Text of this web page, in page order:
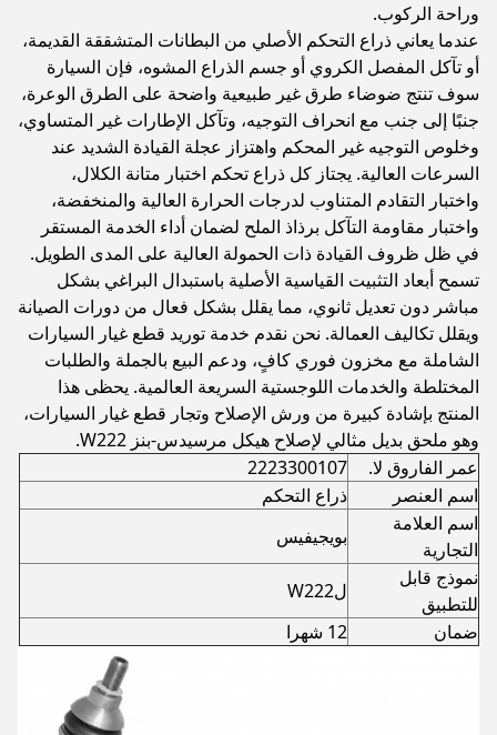
وراحة الركوب.
عندما يعاني ذراع التحكم الأصلي من البطانات المتشققة القديمة،
أو تآكل المفصل الكروي أو جسم الذراع المشوه، فإن السيارة
سوف تنتج ضوضاء طرق غير طبيعية واضحة على الطرق الوعرة،
جنبًا إلى جنب مع انحراف التوجيه، وتآكل الإطارات غير المتساوي،
وخلوص التوجيه غير المحكم واهتزاز عجلة القيادة الشديد عند
السرعات العالية. يجتاز كل ذراع تحكم اختبار متانة الكلال،
واختبار التقادم المتناوب لدرجات الحرارة العالية والمنخفضة،
واختبار مقاومة التآكل برذاذ الملح لضمان أداء الخدمة المستقر
في ظل ظروف القيادة ذات الحمولة العالية على المدى الطويل.
تسمح أبعاد التثبيت القياسية الأصلية باستبدال البراغي بشكل
مباشر دون تعديل ثانوي، مما يقلل بشكل فعال من دورات الصيانة
ويقلل تكاليف العمالة. نحن نقدم خدمة توريد قطع غيار السيارات
الشاملة مع مخزون فوري كافٍ، ودعم البيع بالجملة والطلبات
المختلطة والخدمات اللوجستية السريعة العالمية. يحظى هذا
المنتج بإشادة كبيرة من ورش الإصلاح وتجار قطع غيار السيارات،
وهو ملحق بديل مثالي لإصلاح هيكل مرسيدس-بنز W222.
عمر الفاروق لا.
2223300107
اسم العنصر
ذراع التحكم
اسم العلامة
التجارية
بويجيفيس
نموذج قابل
للتطبيق
لW222
ضمان
12 شهرا